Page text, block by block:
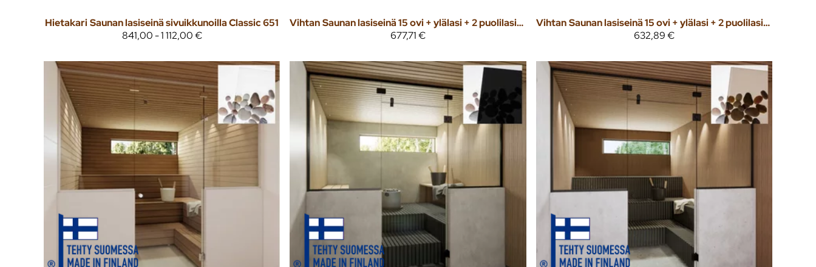
HietakariSaunan lasiseinä sivuikkunoilla Classic 651
841,00 - 1 112,00 €
Vihtan
Saunan lasiseinä 15 ovi + ylälasi + 2 puolilasia harmaa lasi
677,71 €
Vihtan
Saunan lasiseinä 15 ovi + ylälasi + 2 puolilasia kirkas lasi
632,89 €